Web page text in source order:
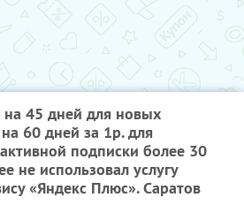
на 45 дней для новых
60 дней за 1р. для
подписки более 30
не использовал услугу
«Яндекс Плюс». Саратов